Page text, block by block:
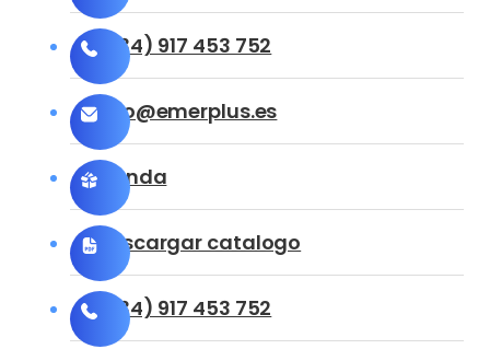
(+34) 917 453 752
info@emerplus.es
Tienda
Descargar catalogo
(+34) 917 453 752